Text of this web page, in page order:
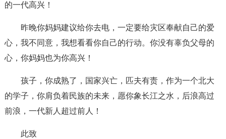
的一代高兴！
昨晚你妈妈建议给你去电，一定要给灾区奉献自己的爱
心，我不同意，我想看看你自己的行动。你没有辜负父母的
心，你妈妈也为你高兴！
孩子，你成熟了，国家兴亡，匹夫有责，作为一个北大
的学子，你肩负着民族的未来，愿你象长江之水，后浪高过
前浪，一代新人超过前人！
此致